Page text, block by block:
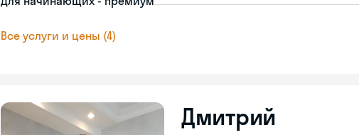
Все услуги и цены (4)
Дмитрий